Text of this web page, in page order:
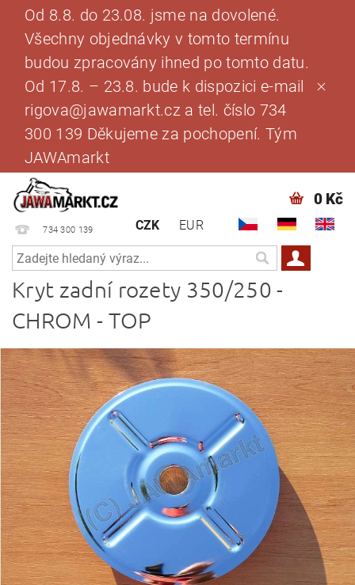
Od 8.8. do 23.08. jsme na dovolené.
Všechny objednávky v tomto termínu
budou zpracovány ihned po tomto datu.
Od 17.8. – 23.8. bude k dispozici e-mail
rigova@jawamarkt.cz a tel. číslo 734
300 139 Děkujeme za pochopení. Tým
JAWAmarkt
734 300 139 CZK EUR
0 Kč
Kryt zadní rozety 350/250 -
CHROM - TOP